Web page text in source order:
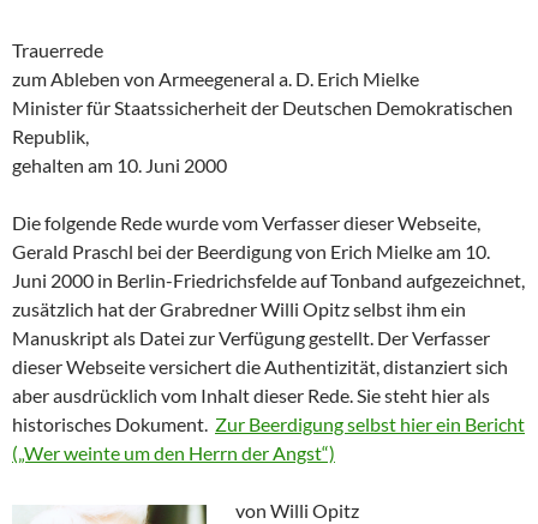
Trauerrede
zum Ableben von Armeegeneral a. D. Erich Mielke
Minister für Staatssicherheit der Deutschen Demokratischen
Republik,
gehalten am 10. Juni 2000
Die folgende Rede wurde vom Verfasser dieser Webseite,
Gerald Praschl bei der Beerdigung von Erich Mielke am 10.
Juni 2000 in Berlin-Friedrichsfelde auf Tonband aufgezeichnet,
zusätzlich hat der Grabredner Willi Opitz selbst ihm ein
Manuskript als Datei zur Verfügung gestellt. Der Verfasser
dieser Webseite versichert die Authentizität, distanziert sich
aber ausdrücklich vom Inhalt dieser Rede. Sie steht hier als
historisches Dokument. Zur Beerdigung selbst hier ein Bericht
(„Wer weinte um den Herrn der Angst“)
von Willi Opitz